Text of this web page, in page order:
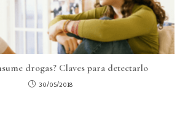
drogas? Claves para detectarlo
30/05/2018